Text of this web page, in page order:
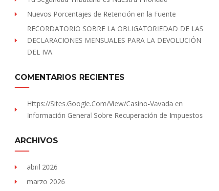
Nuevos Porcentajes de Retención en la Fuente
RECORDATORIO SOBRE LA OBLIGATORIEDAD DE LAS
DECLARACIONES MENSUALES PARA LA DEVOLUCIÓN
DEL IVA
COMENTARIOS RECIENTES
Https://sites.Google.com/view/Casino-Vavada en
Información General Sobre Recuperación de Impuestos
ARCHIVOS
abril 2026
marzo 2026